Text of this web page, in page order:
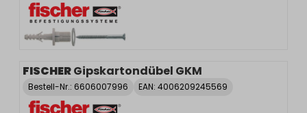
FISCHERGipskartondübel GKM
Bestell-Nr.: 6606007996 EAN: 4006209245569